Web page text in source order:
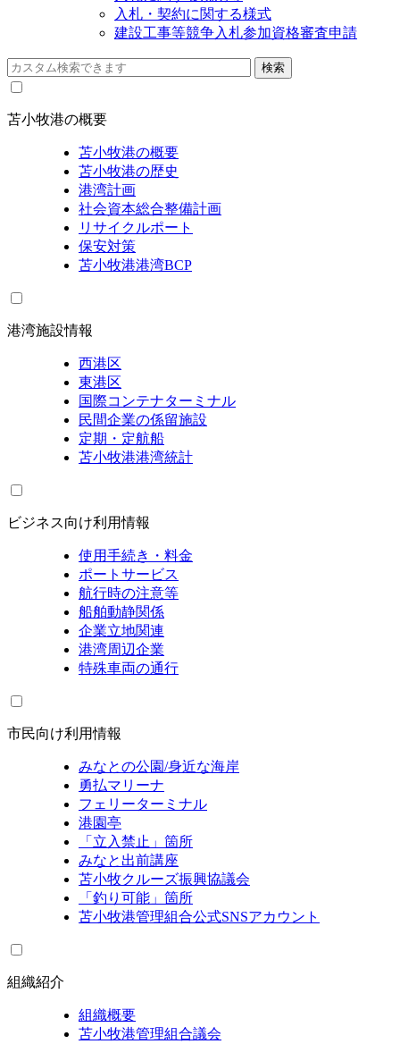
入札・契約に関する様式
建設工事等競争入札参加資格審査申請
苫小牧港の概要
苫小牧港の概要
苫小牧港の歴史
港湾計画
社会資本総合整備計画
リサイクルポート
保安対策
苫小牧港港湾BCP
港湾施設情報
西港区
東港区
国際コンテナターミナル
民間企業の係留施設
定期・定航船
苫小牧港港湾統計
ビジネス向け利用情報
使用手続き・料金
ポートサービス
航行時の注意等
船舶動静関係
企業立地関連
港湾周辺企業
特殊車両の通行
市民向け利用情報
みなとの公園/身近な海岸
勇払マリーナ
フェリーターミナル
港園亭
「立入禁止」箇所
みなと出前講座
苫小牧クルーズ振興協議会
「釣り可能」箇所
苫小牧港管理組合公式SNSアカウント
組織紹介
組織概要
苫小牧港管理組合議会